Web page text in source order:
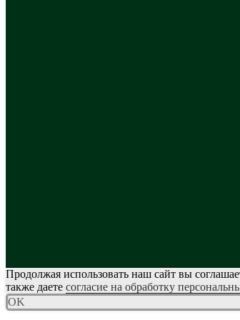
Продолжая использовать наш сайт вы
также даете согласие на обработку
OK